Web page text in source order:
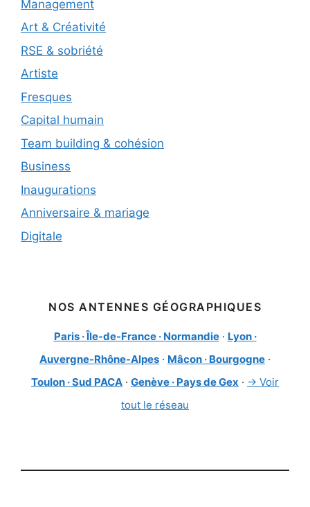
Management
Art & Créativité
RSE & sobriété
Artiste
Fresques
Capital humain
Team building & cohésion
Business
Inaugurations
Anniversaire & mariage
Digitale
NOS ANTENNES GÉOGRAPHIQUES
Paris · Île-de-France · Normandie· Lyon ·
Auvergne-Rhône-Alpes · Mâcon · Bourgogne ·
Toulon · Sud PACA · Genève · Pays de Gex · → Voir
tout le réseau